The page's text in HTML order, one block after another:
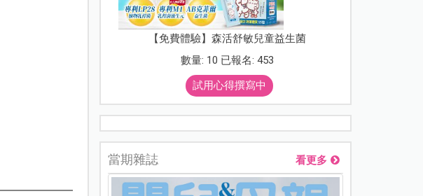
【免費體驗】森活舒敏兒童益生菌
數量: 10 已報名: 453
試用心得撰寫中
當期雜誌 看更多